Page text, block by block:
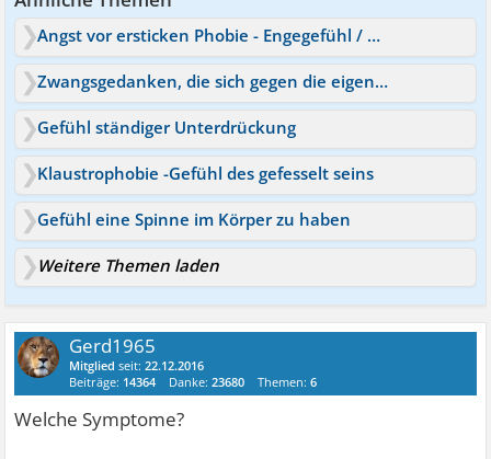
Angst vor ersticken Phobie - Engegefühl / Zunge & Kiefer
Zwangsgedanken, die sich gegen die eigene Familie richten
Gefühl ständiger Unterdrückung
Klaustrophobie -Gefühl des gefesselt seins
Gefühl eine Spinne im Körper zu haben
Weitere Themen laden
Gerd1965
Mitglied seit:22.12.2016
Beiträge: 14364 Danke:23680 Themen:6
Welche Symptome?